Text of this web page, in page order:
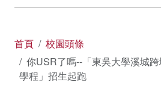
首頁
校園頭條
你USR了嗎--「東吳大學溪城
學程」招生起跑